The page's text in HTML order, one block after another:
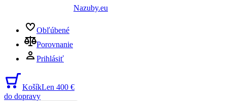
Nazuby.eu
Obľúbené
Porovnanie
Prihlásiť
KošíkLen 400 €
do dopravy